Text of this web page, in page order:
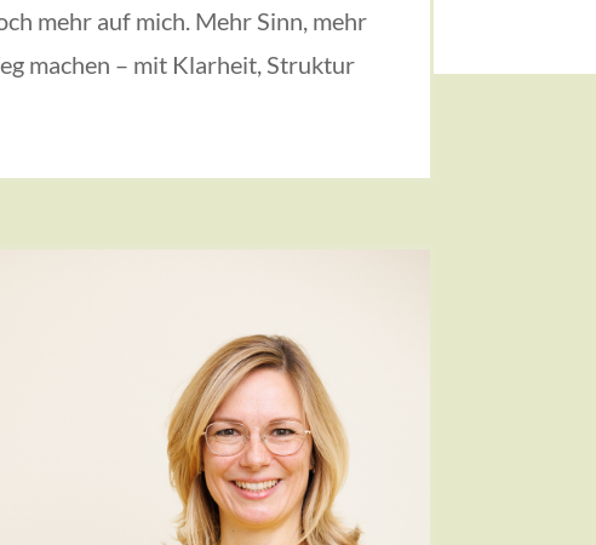
mehr auf mich. Mehr Sinn, mehr
machen – mit Klarheit, Struktur